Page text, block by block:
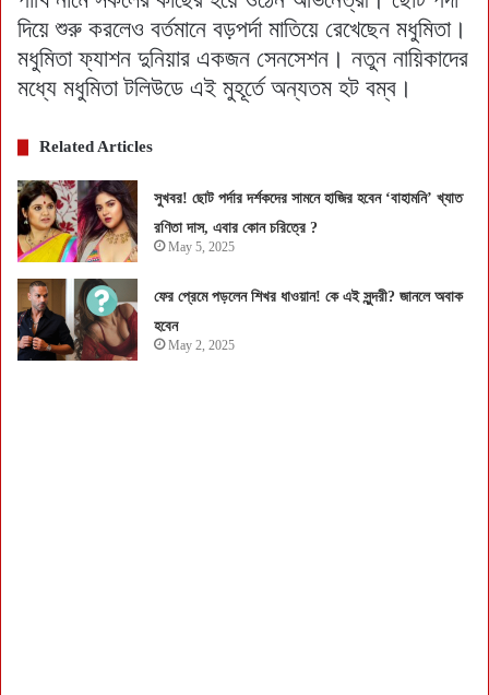
দিয়ে শুরু করলেও বর্তমানে বড়পর্দা মাতিয়ে রেখেছেন মধুমিতা।
মধুমিতা ফ্যাশন দুনিয়ার একজন সেনসেশন। নতুন নায়িকাদের
মধ্যে মধুমিতা টলিউডে এই মুহূর্তে অন্যতম হট বম্ব।
Related Articles
সুখবর! ছোট পর্দার দর্শকদের সামনে হাজির হবেন ‘বাহামনি’ খ্যাত
রণিতা দাস, এবার কোন চরিত্রে ?
May 5, 2025
ফের প্রেমে পড়লেন শিখর ধাওয়ান! কে এই সুন্দরী? জানলে অবাক
হবেন
May 2, 2025